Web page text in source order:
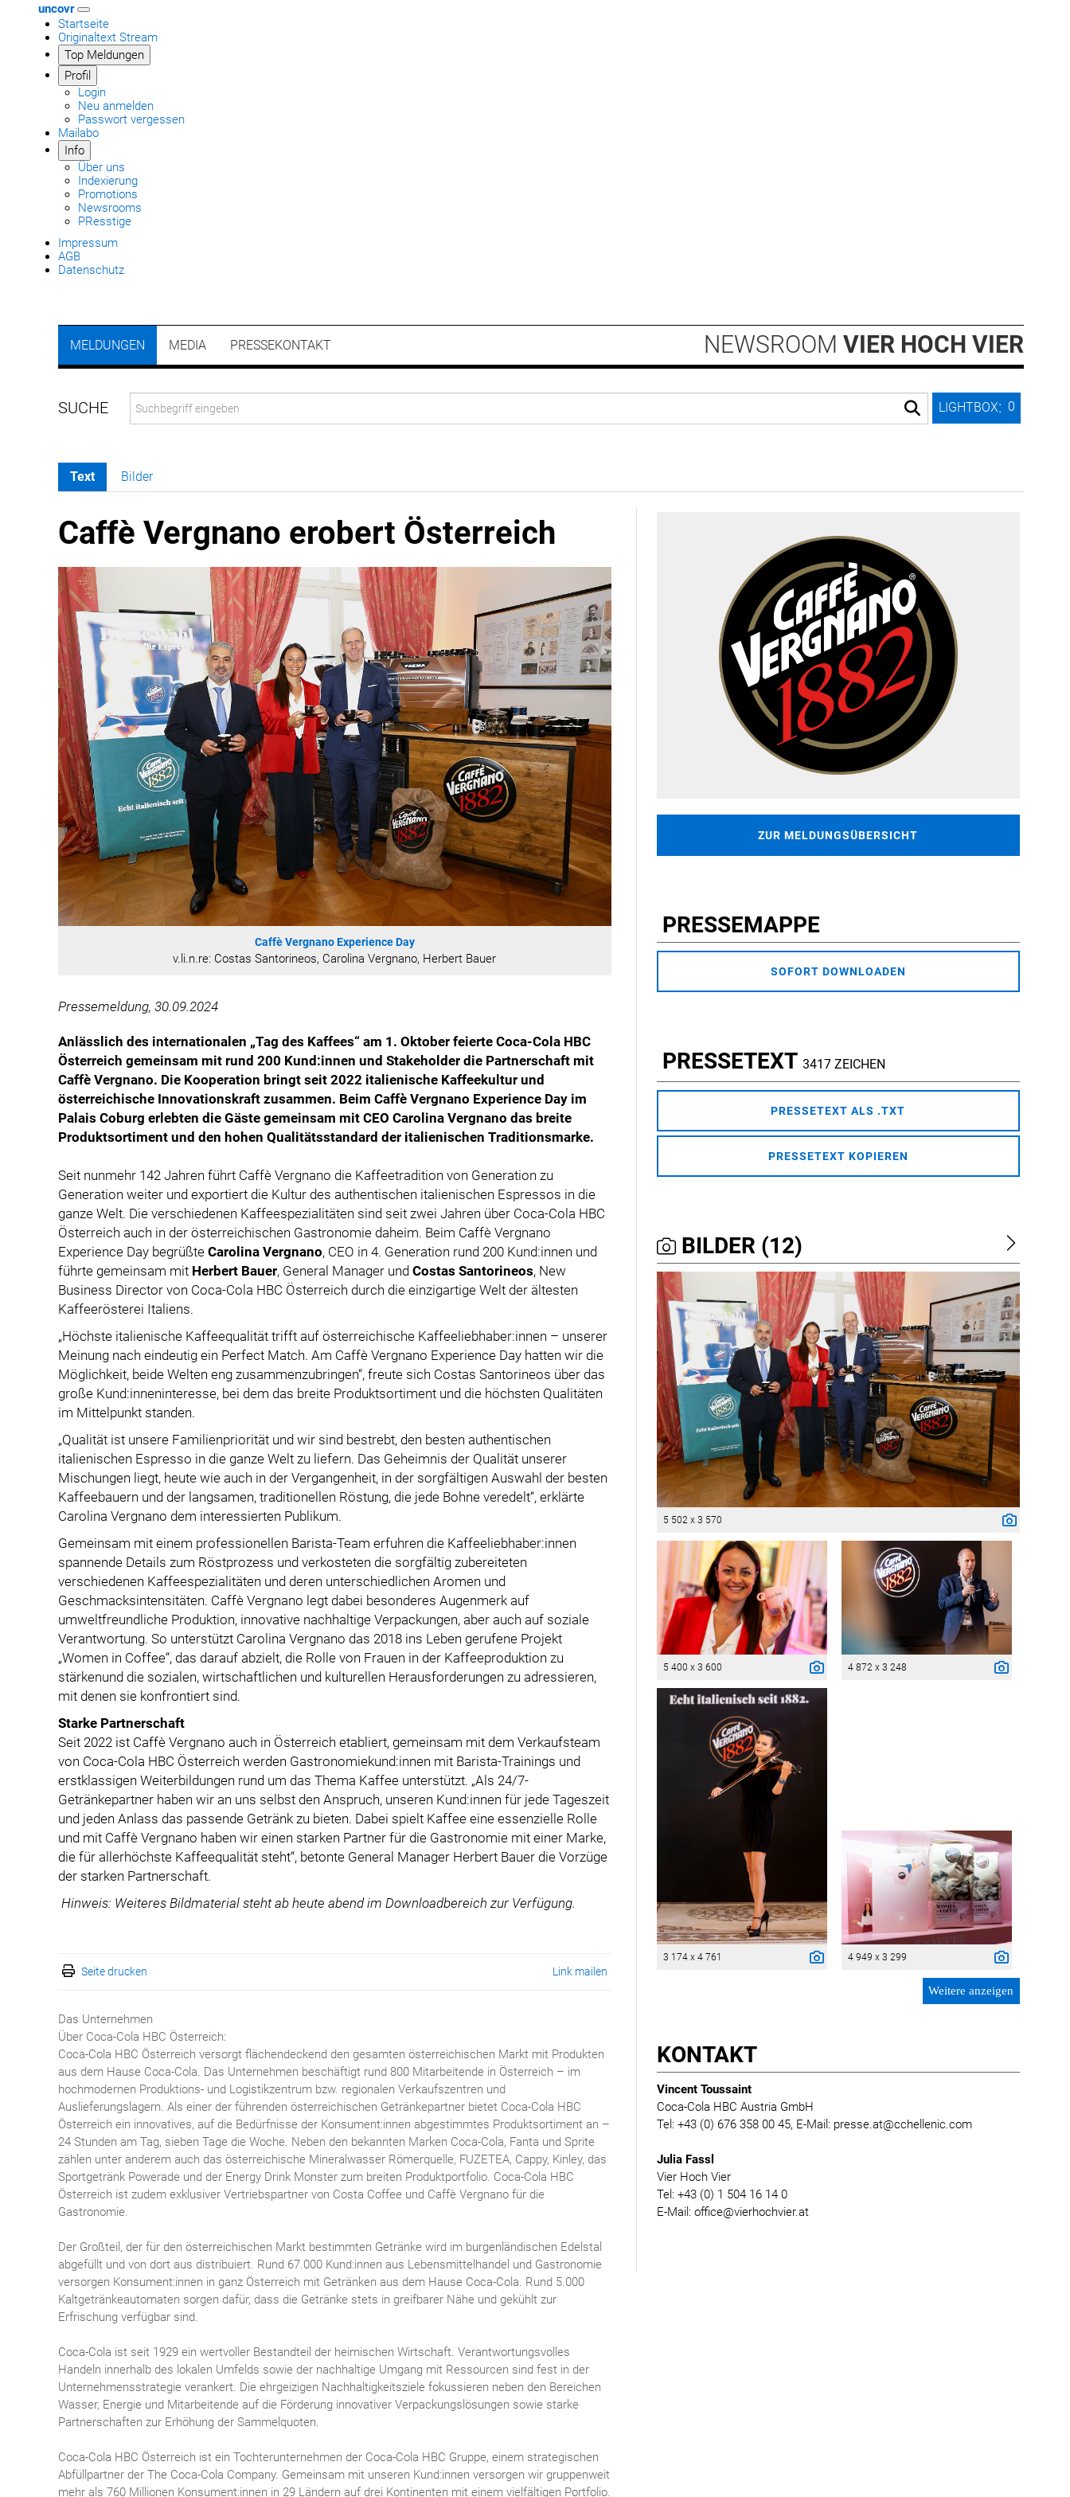
uncovr
Startseite
Originaltext Stream
Top Meldungen
Profil
Login
Neu anmelden
Passwort vergessen
Mailabo
Info
Über uns
Indexierung
Promotions
Newsrooms
PResstige
Impressum
AGB
Datenschutz
LIGHTBOX: 0
MELDUNGEN MEDIA PRESSEKONTAKT NEWSROOM VIER HOCH VIER
Text Bilder
Caffè Vergnano erobert Österreich
Caffè Vergnano Experience Day
v.li.n.re: Costas Santorineos, Carolina Vergnano, Herbert Bauer
Pressemeldung, 30.09.2024
Anlässlich des internationalen „Tag des Kaffees“ am 1. Oktober feierte Coca-Cola HBC
Österreich gemeinsam mit rund 200 Kund:innen und Stakeholder die Partnerschaft mit
Caffè Vergnano. Die Kooperation bringt seit 2022 italienische Kaffeekultur und
österreichische Innovationskraft zusammen. Beim Caffè Vergnano Experience Day im
Palais Coburg erlebten die Gäste gemeinsam mit CEO Carolina Vergnano das breite
Produktsortiment und den hohen Qualitätsstandard der italienischen Traditionsmarke.
Seit nunmehr 142 Jahren führt Caffè Vergnano die Kaffeetradition von Generation zu
Generation weiter und exportiert die Kultur des authentischen italienischen Espressos in die
ganze Welt. Die verschiedenen Kaffeespezialitäten sind seit zwei Jahren über Coca-Cola HBC
Österreich auch in der österreichischen Gastronomie daheim. Beim Caffè Vergnano
Experience Day begrüßte Carolina Vergnano, CEO in 4. Generation rund 200 Kund:innen und
führte gemeinsam mit Herbert Bauer, General Manager und Costas Santorineos, New
Business Director von Coca-Cola HBC Österreich durch die einzigartige Welt der ältesten
Kaffeerösterei Italiens.
„Höchste italienische Kaffeequalität trifft auf österreichische Kaffeeliebhaber:innen – unserer
Meinung nach eindeutig ein Perfect Match. Am Caffè Vergnano Experience Day hatten wir die
Möglichkeit, beide Welten eng zusammenzubringen“, freute sich Costas Santorineos über das
große Kund:inneninteresse, bei dem das breite Produktsortiment und die höchsten Qualitäten
im Mittelpunkt standen.
„Qualität ist unsere Familienpriorität und wir sind bestrebt, den besten authentischen
italienischen Espresso in die ganze Welt zu liefern. Das Geheimnis der Qualität unserer
Mischungen liegt, heute wie auch in der Vergangenheit, in der sorgfältigen Auswahl der besten
Kaffeebauern und der langsamen, traditionellen Röstung, die jede Bohne veredelt“, erklärte
Carolina Vergnano dem interessierten Publikum.
Gemeinsam mit einem professionellen Barista-Team erfuhren die Kaffeeliebhaber:innen
spannende Details zum Röstprozess und verkosteten die sorgfältig zubereiteten
verschiedenen Kaffeespezialitäten und deren unterschiedlichen Aromen und
Geschmacksintensitäten. Caffè Vergnano legt dabei besonderes Augenmerk auf
umweltfreundliche Produktion, innovative nachhaltige Verpackungen, aber auch auf soziale
Verantwortung. So unterstützt Carolina Vergnano das 2018 ins Leben gerufene Projekt
„Women in Coffee“, das darauf abzielt, die Rolle von Frauen in der Kaffeeproduktion zu
stärkenund die sozialen, wirtschaftlichen und kulturellen Herausforderungen zu adressieren,
mit denen sie konfrontiert sind.
Starke Partnerschaft
Seit 2022 ist Caffè Vergnano auch in Österreich etabliert, gemeinsam mit dem Verkaufsteam
von Coca-Cola HBC Österreich werden Gastronomiekund:innen mit Barista-Trainings und
erstklassigen Weiterbildungen rund um das Thema Kaffee unterstützt. „Als 24/7-
Getränkepartner haben wir an uns selbst den Anspruch, unseren Kund:innen für jede Tageszeit
und jeden Anlass das passende Getränk zu bieten. Dabei spielt Kaffee eine essenzielle Rolle
und mit Caffè Vergnano haben wir einen starken Partner für die Gastronomie mit einer Marke,
die für allerhöchste Kaffeequalität steht“, betonte General Manager Herbert Bauer die Vorzüge
der starken Partnerschaft.
Hinweis: Weiteres Bildmaterial steht ab heute abend im Downloadbereich zur Verfügung.
Seite drucken Link mailen
Das Unternehmen
Über Coca-Cola HBC Österreich:
Coca-Cola HBC Österreich versorgt flächendeckend den gesamten österreichischen Markt mit Produkten
aus dem Hause Coca-Cola. Das Unternehmen beschäftigt rund 800 Mitarbeitende in Österreich – im
hochmodernen Produktions- und Logistikzentrum bzw. regionalen Verkaufszentren und
Auslieferungslagern. Als einer der führenden österreichischen Getränkepartner bietet Coca-Cola HBC
Österreich ein innovatives, auf die Bedürfnisse der Konsument:innen abgestimmtes Produktsortiment an –
24 Stunden am Tag, sieben Tage die Woche. Neben den bekannten Marken Coca-Cola, Fanta und Sprite
zählen unter anderem auch das österreichische Mineralwasser Römerquelle, FUZETEA, Cappy, Kinley, das
Sportgetränk Powerade und der Energy Drink Monster zum breiten Produktportfolio. Coca-Cola HBC
Österreich ist zudem exklusiver Vertriebspartner von Costa Coffee und Caffè Vergnano für die
Gastronomie.
Der Großteil, der für den österreichischen Markt bestimmten Getränke wird im burgenländischen Edelstal
abgefüllt und von dort aus distribuiert. Rund 67.000 Kund:innen aus Lebensmittelhandel und Gastronomie
versorgen Konsument:innen in ganz Österreich mit Getränken aus dem Hause Coca-Cola. Rund 5.000
Kaltgetränkeautomaten sorgen dafür, dass die Getränke stets in greifbarer Nähe und gekühlt zur
Erfrischung verfügbar sind.
Coca-Cola ist seit 1929 ein wertvoller Bestandteil der heimischen Wirtschaft. Verantwortungsvolles
Handeln innerhalb des lokalen Umfelds sowie der nachhaltige Umgang mit Ressourcen sind fest in der
Unternehmensstrategie verankert. Die ehrgeizigen Nachhaltigkeitsziele fokussieren neben den Bereichen
Wasser, Energie und Mitarbeitende auf die Förderung innovativer Verpackungslösungen sowie starke
Partnerschaften zur Erhöhung der Sammelquoten.
Coca-Cola HBC Österreich ist ein Tochterunternehmen der Coca-Cola HBC Gruppe, einem strategischen
Abfüllpartner der The Coca-Cola Company. Gemeinsam mit unseren Kund:innen versorgen wir gruppenweit
mehr als 760 Millionen Konsument:innen in 29 Ländern auf drei Kontinenten mit einem vielfältigen Portfolio.
ZUR MELDUNGSÜBERSICHT
PRESSEMAPPE
SOFORT DOWNLOADEN
PRESSETEXT 3417 ZEICHEN
PRESSETEXT ALS .TXT
PRESSETEXT KOPIEREN
BILDER (12)
5 502 x 3 570
5 400 x 3 600 4 872 x 3 248
3 174 x 4 761 4 949 x 3 299
Weitere anzeigen
KONTAKT
Vincent Toussaint
Coca-Cola HBC Austria GmbH
Tel: +43 (0) 676 358 00 45, E-Mail: presse.at@cchellenic.com
Julia Fassl
Vier Hoch Vier
Tel: +43 (0) 1 504 16 14 0
E-Mail: office@vierhochvier.at